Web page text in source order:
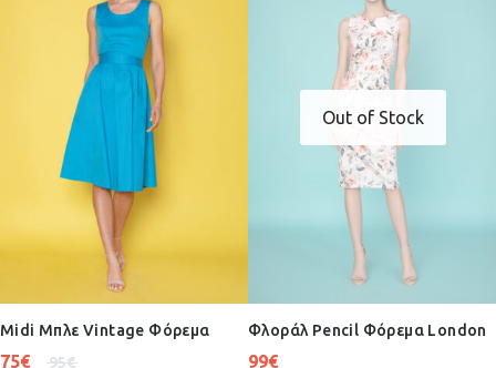
Midi Μπλε Vintage Φόρεμα
95€
75€
Out of Stock
Φλοράλ Pencil Φόρεμα London
99€